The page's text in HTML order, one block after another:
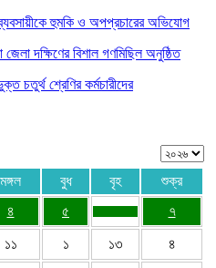
হুমকি ও অপপ্রচারের অভিযোগ
দক্ষিণের বিশাল গণমিছিল অনুষ্ঠিত
চতুর্থ শ্রেণির কর্মচারীদের
মঙ্গল বুধ বৃহ
শুক্র
৪ ৫ ৭
১১ ১ ১৩ ৪